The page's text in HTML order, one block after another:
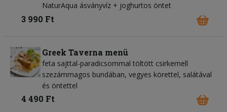
NaturAqua ásványvíz + joghurtos öntet
3 990 Ft
Greek Taverna menü
feta sajttal-paradicsommal töltött csirkemell
szezámmagos bundában, vegyes körettel, salátával
és öntettel
4 490 Ft